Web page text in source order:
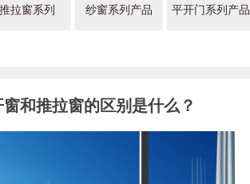
推拉窗系列 纱窗系列产品 平开门系列产品
窗和推拉窗的区别是什么？